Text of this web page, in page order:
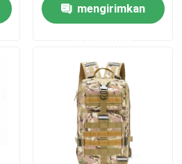
mengirimkan